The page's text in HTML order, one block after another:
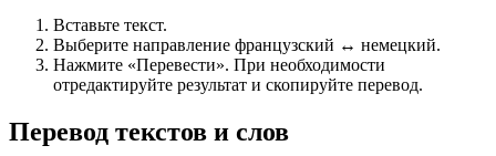
Вставьте текст.
Выберите направление французский ↔ немецкий.
Нажмите «Перевести». При необходимости
отредактируйте результат и скопируйте перевод.
Перевод текстов и слов